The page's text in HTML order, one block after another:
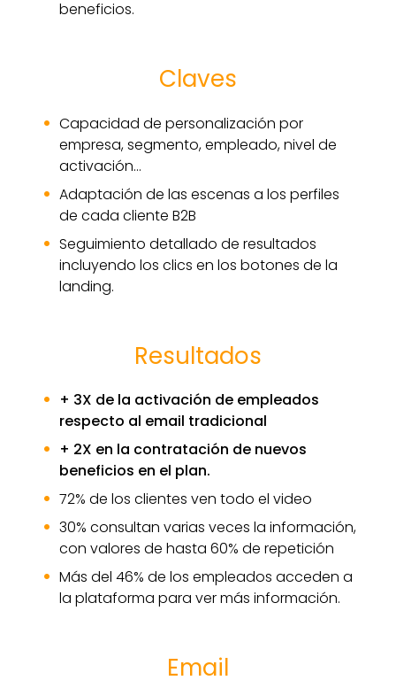
beneficios.
Claves
Capacidad de personalización por
empresa, segmento, empleado, nivel de
activación…
Adaptación de las escenas a los perfiles
de cada cliente B2B
Seguimiento detallado de resultados
incluyendo los clics en los botones de la
landing.
Resultados
+ 3X de la activación de empleados
respecto al email tradicional
+ 2X en la contratación de nuevos
beneficios en el plan.
72% de los clientes ven todo el video
30% consultan varias veces la información,
con valores de hasta 60% de repetición
Más del 46% de los empleados acceden a
la plataforma para ver más información.
Email